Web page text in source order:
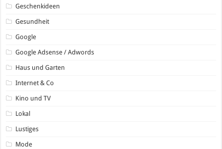
Geschenkideen
Gesundheit
Google
Google Adsense / Adwords
Haus und Garten
Internet & Co
Kino und TV
Lokal
Lustiges
Mode